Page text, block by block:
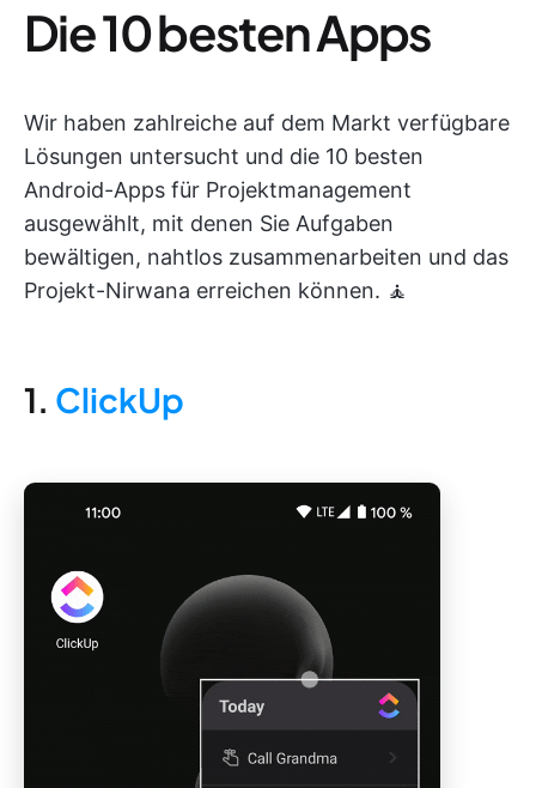
Die 10 besten Apps
Wir haben zahlreiche auf dem Markt verfügbare
Lösungen untersucht und die 10 besten
Android-Apps für Projektmanagement
ausgewählt, mit denen Sie Aufgaben
bewältigen, nahtlos zusammenarbeiten und das
Projekt-Nirwana erreichen können. 🧘
1. ClickUp